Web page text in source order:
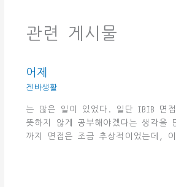
관련 게시물
어제
겐바생활
는 많은 일이 있었다. 일단 IBIB 면
뜻하지 않게 공부해야겠다는 생각을
까지 면접은 조금 추상적이었는데, 이